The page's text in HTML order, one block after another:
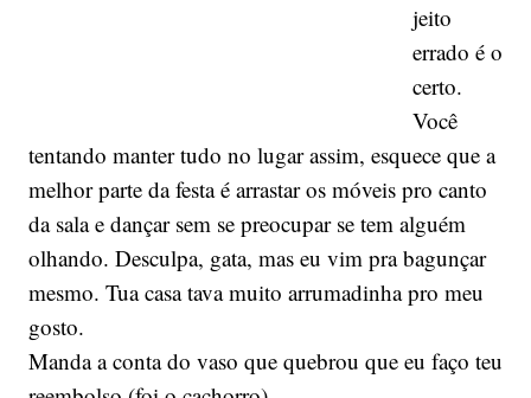
jeito
errado é o
certo.
Você
tentando manter tudo no lugar assim, esquece que a
melhor parte da festa é arrastar os móveis pro canto
da sala e dançar sem se preocupar se tem alguém
olhando. Desculpa, gata, mas eu vim pra bagunçar
mesmo. Tua casa tava muito arrumadinha pro meu
gosto.
Manda a conta do vaso que quebrou que eu faço teu